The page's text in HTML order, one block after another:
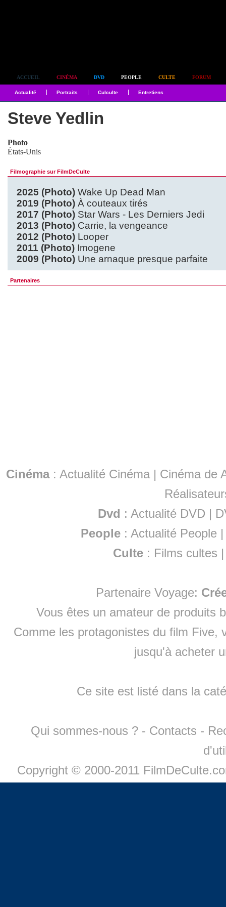
ACCUEIL CINÉMA DVD PEOPLE CULTE FORUM
Actualité Portraits Culculte Entretiens
Steve Yedlin
Photo
États-Unis
Filmographie sur FilmDeCulte
2025 (Photo) Wake Up Dead Man
2019 (Photo) À couteaux tirés
2017 (Photo) Star Wars - Les Derniers Jedi
2013 (Photo) Carrie, la vengeance
2012 (Photo) Looper
2011 (Photo) Imogene
2009 (Photo) Une arnaque presque parfaite
Partenaires
Cinéma: Actualité Cinéma | Cinéma de
Dvd : Actualité DVD |
People :Actualité People
Culte : Films cultes
Partenaire Voyage:
Vous êtes un amateur de produits
Comme les protagonistes du film Five,
jusqu'à acheter
Ce site est listé dans la
Qui sommes-nous ? - Contacts -
Copyright © 2000-2011